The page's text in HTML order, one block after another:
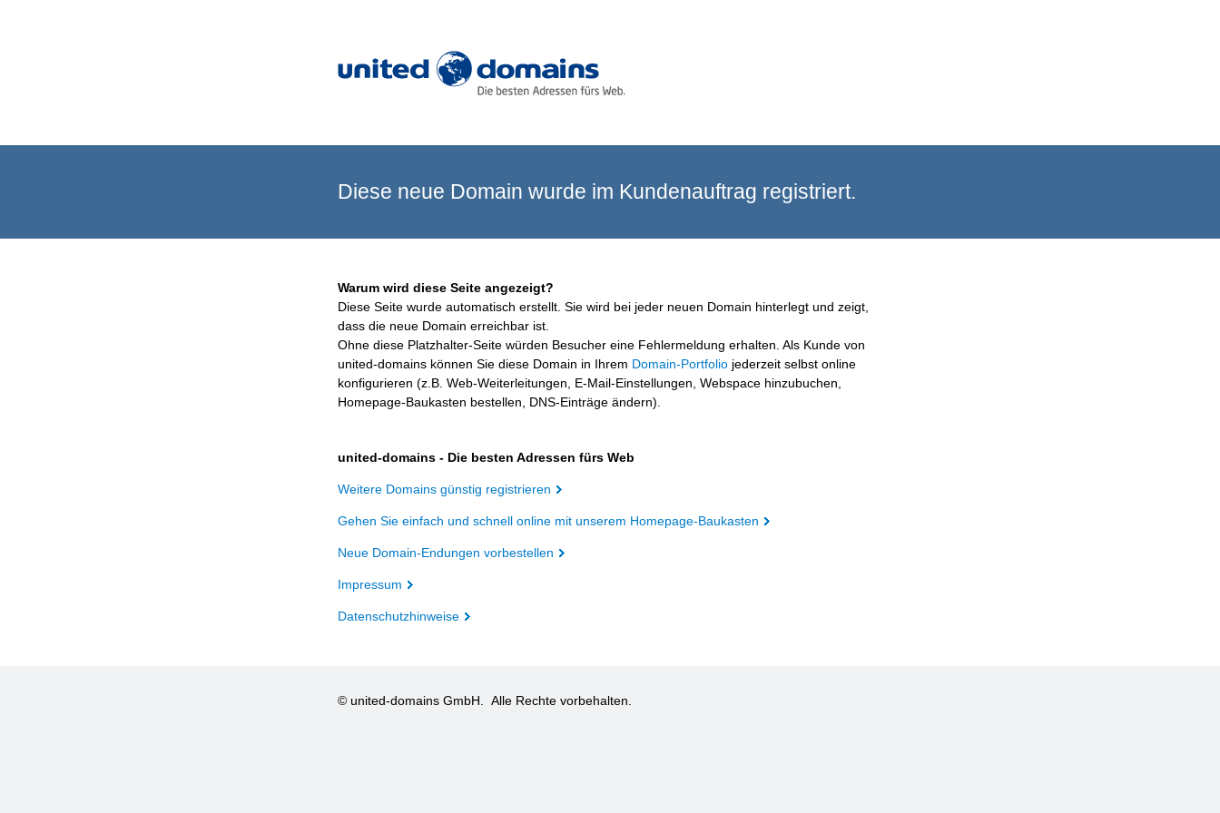
Diese neue Domain wurde im Kundenauftrag registriert.
Warum wird diese Seite angezeigt?
Diese Seite wurde automatisch erstellt. Sie wird bei jeder neuen Domain hinterlegt und zeigt,
dass die neue Domain erreichbar ist.
Ohne diese Platzhalter-Seite würden Besucher eine Fehlermeldung erhalten. Als Kunde von
united-domains können Sie diese Domain in Ihrem Domain-Portfolio jederzeit selbst online
konfigurieren (z.B. Web-Weiterleitungen, E-Mail-Einstellungen, Webspace hinzubuchen,
Homepage-Baukasten bestellen, DNS-Einträge ändern).
united-domains - Die besten Adressen fürs Web
Weitere Domains günstig registrieren
Gehen Sie einfach und schnell online mit unserem Homepage-Baukasten
Neue Domain-Endungen vorbestellen
Impressum
Datenschutzhinweise
© united-domains GmbH. Alle Rechte vorbehalten.